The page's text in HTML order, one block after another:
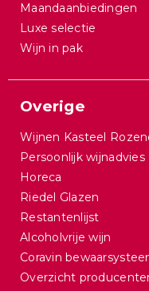
Maandaanbiedingen
Luxe selectie
Wijn in pak
Overige
Wijnen Kasteel
Persoonlijk wijnadvies
Horeca
Riedel Glazen
Restantenlijst
Alcoholvrije wijn
Coravin
Overzicht